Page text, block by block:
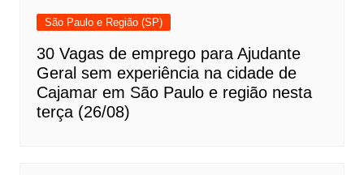
São Paulo e Região (SP)
30 Vagas de emprego para Ajudante
Geral sem experiência na cidade de
Cajamar em São Paulo e região nesta
terça (26/08)